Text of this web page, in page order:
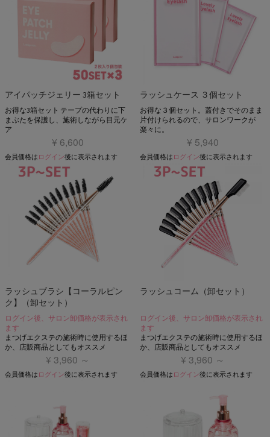
アイパッチジェリー 3箱セット
お得な3箱セット テープの代わりに下
まぶたを保護し、施術しながら目元ケ
ア
¥ 6,600
会員価格は ログイン後に表示されます
ラッシュケース ３個セット
お得な３個セット。蓋付きでそのまま
片付けられるので、サロンワークが
楽々に。
¥ 5,940
会員価格は ログイン後に表示されます
ラッシュブラシ【コーラルピン
ク】（卸セット）
ログイン後、サロン卸価格が表示され
ます
まつげエクステの施術時に使用するほ
か、店販商品としてもオススメ
¥ 3,960 ～
会員価格は ログイン後に表示されます
ラッシュコーム（卸セット）
ログイン後、サロン卸価格が表示され
ます
まつげエクステの施術時に使用するほ
か、店販商品としてもオススメ
¥ 3,960 ～
会員価格は ログイン後に表示されます